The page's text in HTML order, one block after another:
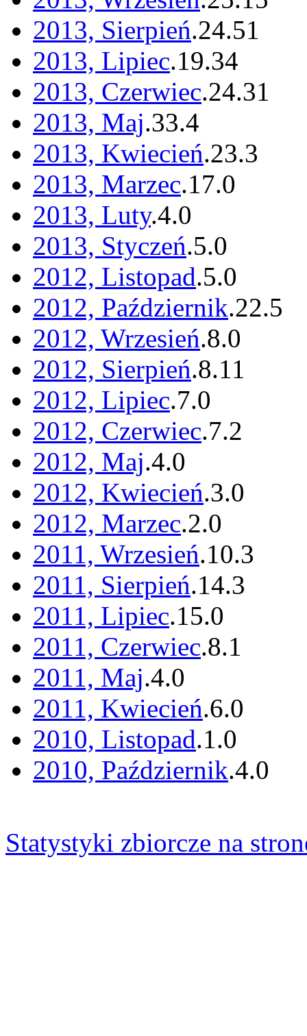
2013, Sierpień.24.51
2013, Lipiec.19.34
2013, Czerwiec.24.31
2013, Maj.33.4
2013, Kwiecień.23.3
2013, Marzec.17.0
2013, Luty.4.0
2013, Styczeń.5.0
2012, Listopad.5.0
2012, Październik.22.5
2012, Wrzesień.8.0
2012, Sierpień.8.11
2012, Lipiec.7.0
2012, Czerwiec.7.2
2012, Maj.4.0
2012, Kwiecień.3.0
2012, Marzec.2.0
2011, Wrzesień.10.3
2011, Sierpień.14.3
2011, Lipiec.15.0
2011, Czerwiec.8.1
2011, Maj.4.0
2011, Kwiecień.6.0
2010, Listopad.1.0
2010, Październik.4.0
Statystyki zbiorcze na